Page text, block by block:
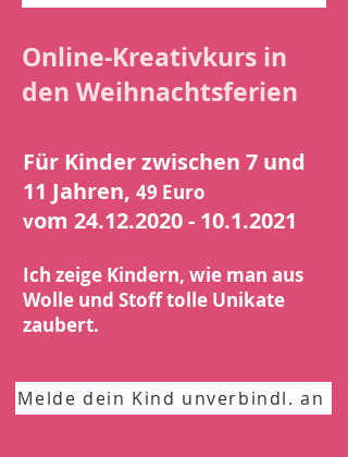
Online-Kreativkurs in
den Weihnachtsferien
Für Kinder zwischen 7 und
11 Jahren, 49 Euro
vom 24.12.2020 - 10.1.2021
Ich zeige Kindern, wie man aus
Wolle und Stoff tolle Unikate
zaubert.
Melde dein Kind unverbindl. an